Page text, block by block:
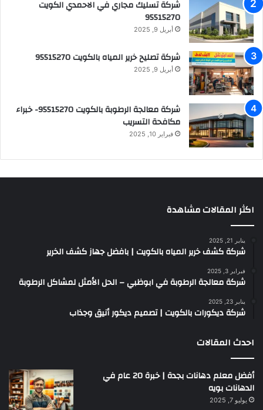
شركة تسليك مجاري في الاحمدي الكويت
95515270
أبريل 9, 2025
شركة تصليح خرير المياه بالكويت 95515270
أبريل 9, 2025
شركة معالجة الرطوبة بالكويت 95515270- خبراء
مكافحة التسريب
فبراير 10, 2025
اكثر المقالات مشاهدة
يناير 21, 2025
شركة كشف خرير المياه بالكويت | بافضل جهاز كشف الخرير
فبراير 3, 2025
شركة معالجة الرطوبة في ابوظبي – الحل الأمثل لمشاكل الرطوبة
يناير 23, 2025
شركة ديكورات بالكويت | تصميم ديكور أنيق وجذاب
احدث المقالات
أفضل معلم دهانات بجدة | خبرة 20 عام في
الدهانات بويه
يوليو 7, 2025